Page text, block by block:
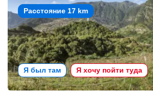
Расстояние 17 km
Я был там Я хочу пойти туда